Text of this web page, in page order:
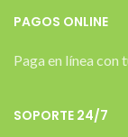
PAGOS ONLINE
Paga en línea
SOPORTE 24/7